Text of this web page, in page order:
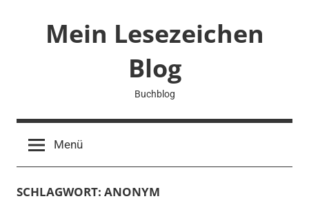
Mein Lesezeichen
Blog
Buchblog
Menü
SCHLAGWORT: ANONYM